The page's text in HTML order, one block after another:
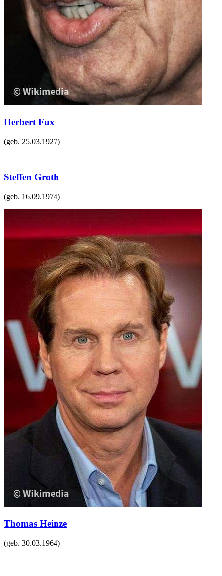
Herbert Fux
(geb. 25.03.1927)
Steffen Groth
(geb. 16.09.1974)
Thomas Heinze
(geb. 30.03.1964)